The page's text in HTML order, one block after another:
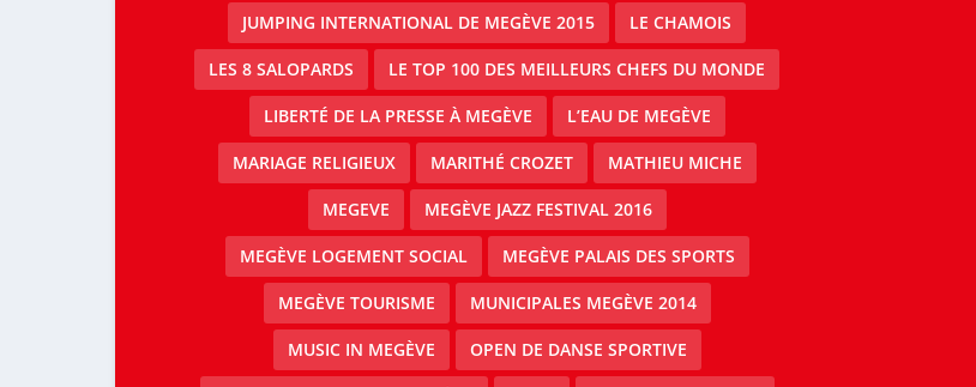
JUMPING INTERNATIONAL DE MEGÈVE 2015 LE CHAMOIS
LES 8 SALOPARDS LE TOP 100 DES MEILLEURS CHEFS DU MONDE
LIBERTÉ DE LA PRESSE À MEGÈVE L’EAU DE MEGÈVE
MARIAGE RELIGIEUX MARITHÉ CROZET MATHIEU MICHE
MEGEVE MEGÈVE JAZZ FESTIVAL 2016
MEGÈVE LOGEMENT SOCIAL MEGÈVE PALAIS DES SPORTS
MEGÈVE TOURISME MUNICIPALES MEGÈVE 2014
MUSIC IN MEGÈVE OPEN DE DANSE SPORTIVE